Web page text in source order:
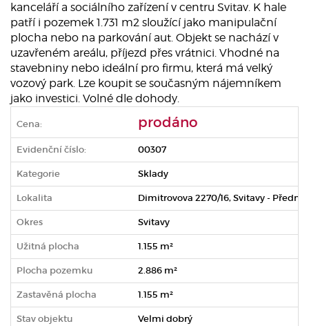
kanceláří a sociálního zařízení v centru Svitav. K hale
patří i pozemek 1.731 m2 sloužící jako manipulační
plocha nebo na parkování aut. Objekt se nachází v
uzavřeném areálu, příjezd přes vrátnici. Vhodné na
stavebniny nebo ideální pro firmu, která má velký
vozový park. Lze koupit se současným nájemníkem
jako investici. Volné dle dohody.
Cena: prodáno
Evidenční číslo: 00307
Kategorie Sklady
Lokalita Dimitrovova 2270/16, Svitavy -
Okres Svitavy
Užitná plocha 1.155 m²
Plocha pozemku 2.886 m²
Zastavěná plocha 1.155 m²
Stav objektu Velmi dobrý